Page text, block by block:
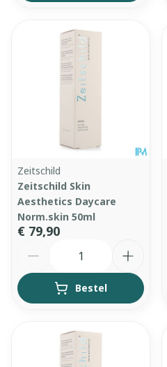
Zeitschild
Zeitschild Skin
Aesthetics Daycare
Norm.skin 50ml
€ 79,90
Bestel